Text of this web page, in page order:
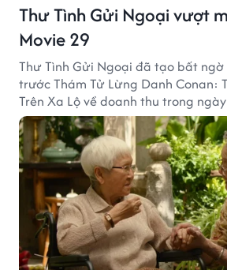
Thư Tình Gửi Ngoại vượt
Movie 29
Thư Tình Gửi Ngoại đã tạo bất
trước Thám Tử Lừng Danh Conan:
Trên Xa Lộ về doanh thu trong